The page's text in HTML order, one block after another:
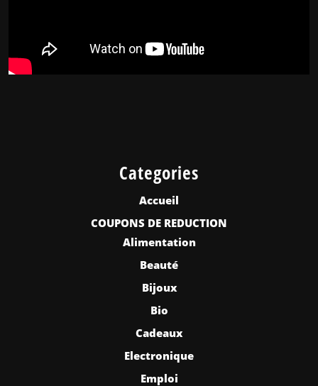
Categories
Accueil
COUPONS DE REDUCTION
Alimentation
Beauté
Bijoux
Bio
Cadeaux
Electronique
Emploi